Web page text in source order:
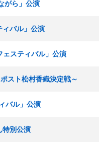
がら」公演
ィバル」公演
スティバル」公演
スト松村香織決定戦～
バル」公演
特別公演